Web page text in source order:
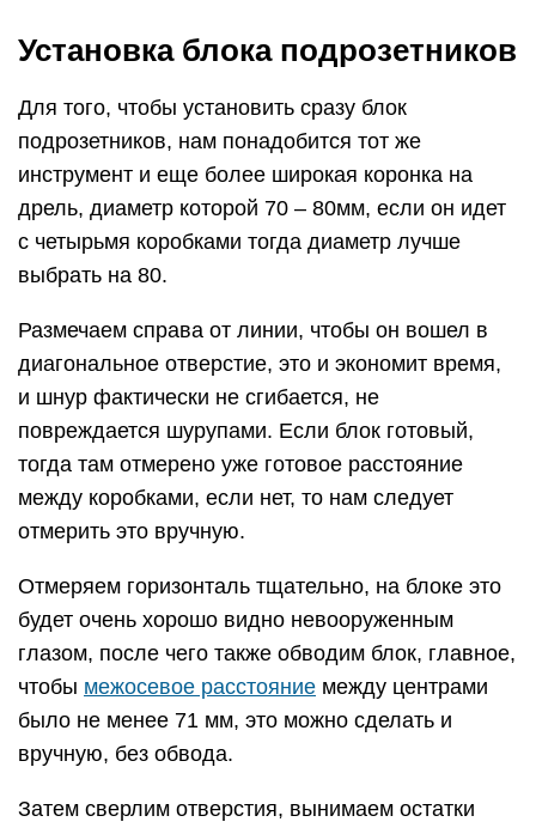
Установка блока подрозетников
Для того, чтобы установить сразу блок
подрозетников, нам понадобится тот же
инструмент и еще более широкая коронка на
дрель, диаметр которой 70 – 80мм, если он идет
с четырьмя коробками тогда диаметр лучше
выбрать на 80.
Размечаем справа от линии, чтобы он вошел в
диагональное отверстие, это и экономит время,
и шнур фактически не сгибается, не
повреждается шурупами. Если блок готовый,
тогда там отмерено уже готовое расстояние
между коробками, если нет, то нам следует
отмерить это вручную.
Отмеряем горизонталь тщательно, на блоке это
будет очень хорошо видно невооруженным
глазом, после чего также обводим блок, главное,
чтобы межосевое расстояние между центрами
было не менее 71 мм, это можно сделать и
вручную, без обвода.
Затем сверлим отверстия, вынимаем остатки